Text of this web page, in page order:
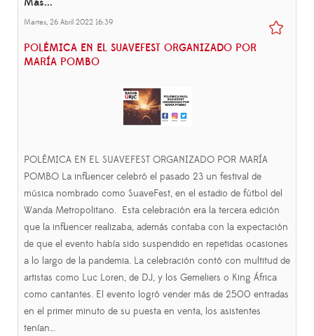
Más...
Martes, 26 Abril 2022 16:39
POLÉMICA EN EL SUAVEFEST ORGANIZADO POR
MARÍA POMBO
POLÉMICA EN EL SUAVEFEST ORGANIZADO POR MARÍA
POMBO La influencer celebró el pasado 23 un festival de
música nombrado como SuaveFest, en el estadio de fútbol del
Wanda Metropolitano. Esta celebración era la tercera edición
que la influencer realizaba, además contaba con la expectación
de que el evento había sido suspendido en repetidas ocasiones
a lo largo de la pandemia. La celebración contó con multitud de
artistas como Luc Loren, de DJ, y los Gemeliers o King África
como cantantes. El evento logró vender más de 2500 entradas
en el primer minuto de su puesta en venta, los asistentes
tenían…